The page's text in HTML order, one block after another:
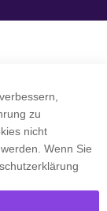
zu
nicht
Wenn Sie